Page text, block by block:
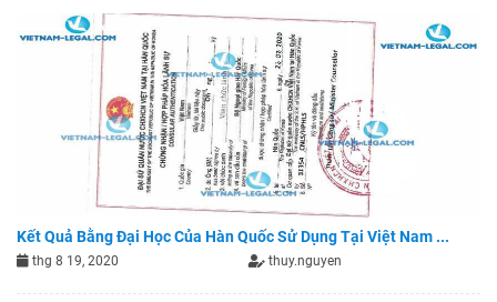
Kết Quả Bằng Đại Học Của Hàn Quốc Sử Dụng Tại Việt Nam ...
thg 8 19, 2020 thuy.nguyen